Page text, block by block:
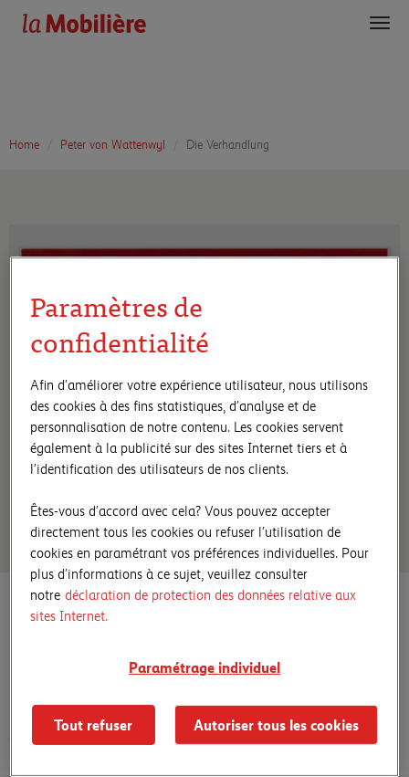
Home Peter von Wattenwyl Die Verhandlung
Peter von Wattenwyl
Die Verhandlung, 1993
55 × 69 × 1.7 cm, Gouache sur papier, encadrée, sous
verre
Paramètres de
confidentialité
Afin d’améliorer votre expérience utilisateur, nous utilisons
des cookies à des fins statistiques, d’analyse et de
personnalisation de notre contenu. Les cookies servent
également à la publicité sur des sites Internet tiers et à
l’identification des utilisateurs de nos clients.
Êtes-vous d’accord avec cela? Vous pouvez accepter
directement tous les cookies ou refuser l’utilisation de
cookies en paramétrant vos préférences individuelles. Pour
plus d’informations à ce sujet, veuillez consulter
notre déclaration de protection des données relative aux
sites Internet.
Paramétrage individuel
Tout refuser Autoriser tous les cookies